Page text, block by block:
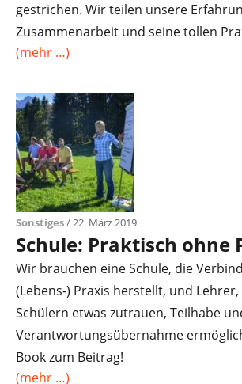
gestrichen. Wir teilen unsere
Zusammenarbeit und seine tollen
(mehr …)
Sonstiges/ 22. März 2019
Schule: Praktisch ohne
Wir brauchen eine Schule, die
(Lebens-) Praxis herstellt, und
Schülern etwas zutrauen, Teilhabe
Verantwortungsübernahme
Book zum Beitrag!
(mehr …)